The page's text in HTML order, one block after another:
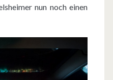
nun noch einen